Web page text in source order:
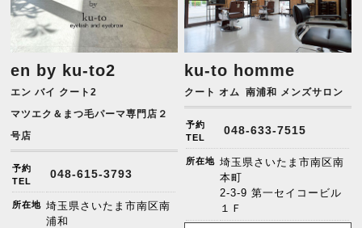
en by ku-to2
エン バイ クート2
マツエク＆まつ毛パーマ専門店２
号店
予約
TEL
048-615-3793
所在地 埼玉県さいたま市南区南
浦和
ku-to homme
クート オム 南浦和 メンズサロン
予約
TEL
048-633-7515
所在地 埼玉県さいたま市南区南
本町
2-3-9 第一セイコービル
１Ｆ